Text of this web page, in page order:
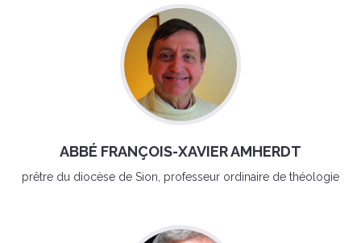
ABBÉ FRANÇOIS-XAVIER AMHERDT
prêtre du diocèse de Sion, professeur ordinaire de théologie